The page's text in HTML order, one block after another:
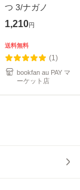
つ 3/ナガノ
1,210円
送料無料
(1)
bookfan au PAY マ
ーケット店